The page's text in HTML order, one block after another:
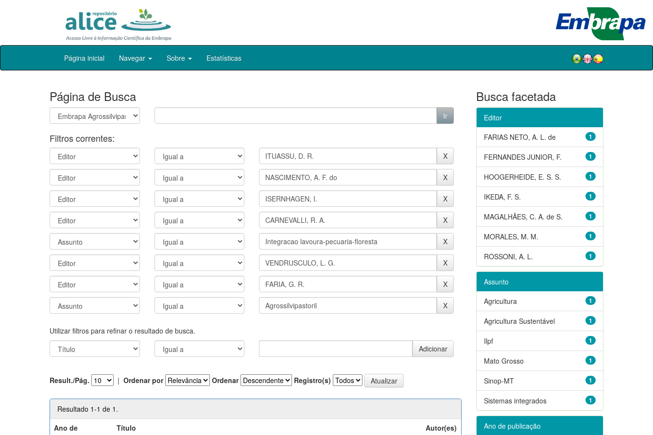
Skip
Página inicial Navegar Sobre Estatísticas
Página de Busca
Filtros correntes:
Utilizar filtros para refinar o resultado de busca.
Result./Pág. | Ordenar por Ordenar Registro(s)
Resultado 1-1 de 1.
Ano de
Título Autor(es)
Busca facetada
Editor
1
FARIAS NETO, A. L. de
1
FERNANDES JUNIOR, F.
1
HOOGERHEIDE, E. S. S.
1
IKEDA, F. S.
1
MAGALHÃES, C. A. de S.
1
MORALES, M. M.
1
ROSSONI, A. L.
Assunto
1
Agricultura
1
Agricultura Sustentável
1
Ilpf
1
Mato Grosso
1
Sinop-MT
1
Sistemas integrados
Ano de publicação